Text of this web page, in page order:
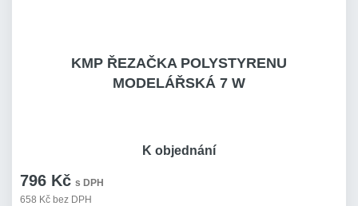
KMP ŘEZAČKA POLYSTYRENU
MODELÁŘSKÁ 7 W
796 Kč s DPH
658 Kč bez DPH
K objednání